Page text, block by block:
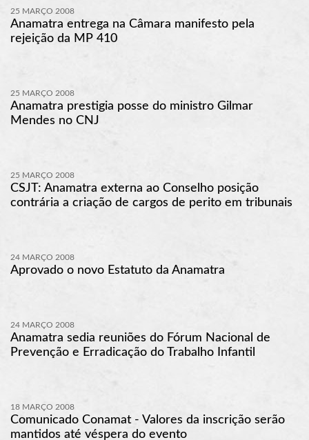
25 MARÇO 2008
Anamatra entrega na Câmara manifesto pela
rejeição da MP 410
25 MARÇO 2008
Anamatra prestigia posse do ministro Gilmar
Mendes no CNJ
25 MARÇO 2008
CSJT: Anamatra externa ao Conselho posição
contrária a criação de cargos de perito em tribunais
24 MARÇO 2008
Aprovado o novo Estatuto da Anamatra
24 MARÇO 2008
Anamatra sedia reuniões do Fórum Nacional de
Prevenção e Erradicação do Trabalho Infantil
18 MARÇO 2008
Comunicado Conamat - Valores da inscrição serão
mantidos até véspera do evento